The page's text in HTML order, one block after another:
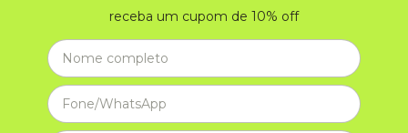
receba um cupom de 10% off